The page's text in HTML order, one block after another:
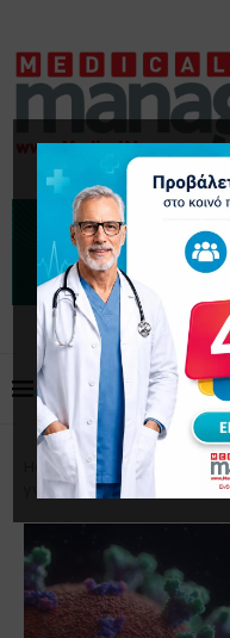
Home Επιστημονικά
γνωρίζουμε για τα